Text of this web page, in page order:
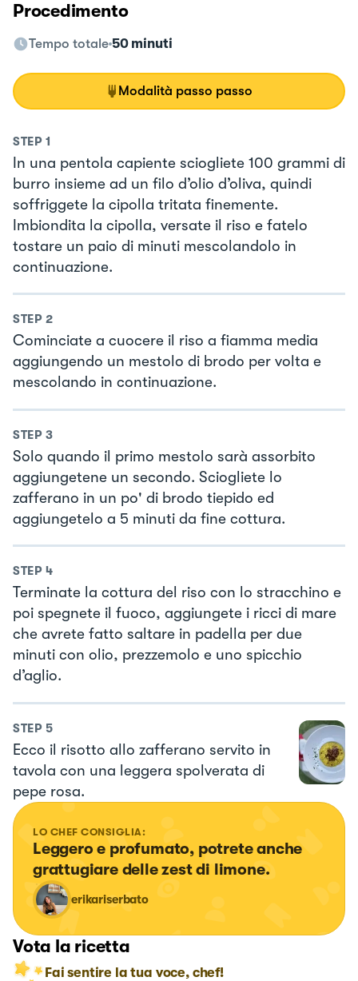
Procedimento
Tempo totale 50 minuti
Modalità passo passo
STEP 1
In una pentola capiente sciogliete 100 grammi di
burro insieme ad un filo d’olio d’oliva, quindi
soffriggete la cipolla tritata finemente.
Imbiondita la cipolla, versate il riso e fatelo
tostare un paio di minuti mescolandolo in
continuazione.
STEP 2
Cominciate a cuocere il riso a fiamma media
aggiungendo un mestolo di brodo per volta e
mescolando in continuazione.
STEP 3
Solo quando il primo mestolo sarà assorbito
aggiungetene un secondo. Sciogliete lo
zafferano in un po' di brodo tiepido ed
aggiungetelo a 5 minuti da fine cottura.
STEP 4
Terminate la cottura del riso con lo stracchino e
poi spegnete il fuoco, aggiungete i ricci di mare
che avrete fatto saltare in padella per due
minuti con olio, prezzemolo e uno spicchio
d’aglio.
STEP 5
Ecco il risotto allo zafferano servito in
tavola con una leggera spolverata di
pepe rosa.
LO CHEF CONSIGLIA:
Leggero e profumato, potrete anche
grattugiare delle zest di limone.
erikariserbato
Vota la ricetta
Fai sentire la tua voce, chef!